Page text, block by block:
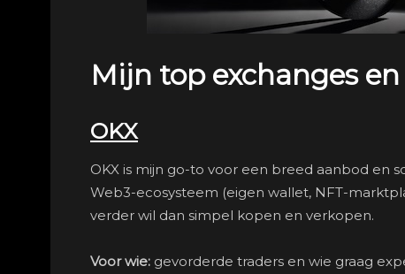
Mijn top exchanges
OKX
OKX is mijn go-to voor een breed aanbod en
Web3-ecosysteem (eigen wallet, NFT-
verder wil dan simpel kopen en verkopen.
Voor wie: gevorderde traders en wie graag